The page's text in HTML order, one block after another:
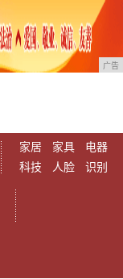
广告
家居 家具
电器
科技
人脸 识别